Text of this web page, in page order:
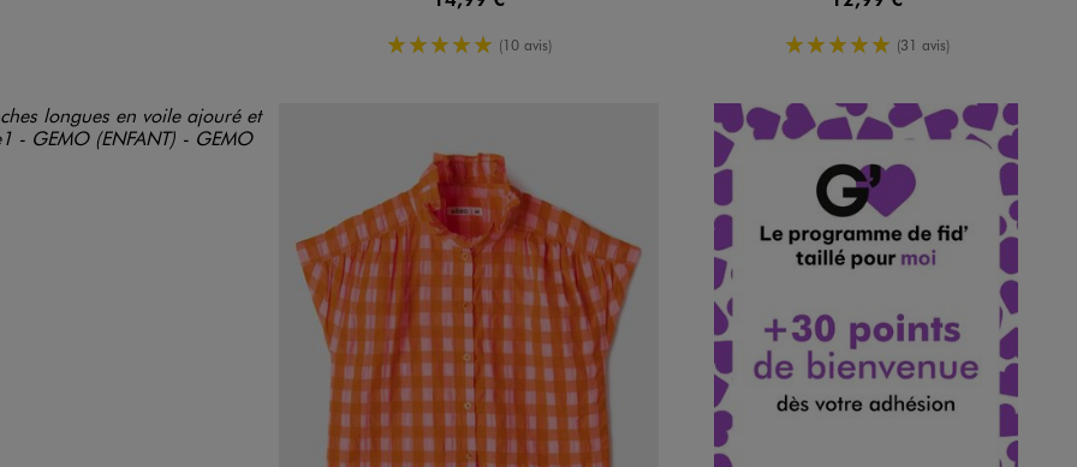
5/5 de moyenne
(10 avis)
5/5 de moyenne
(31 avis)